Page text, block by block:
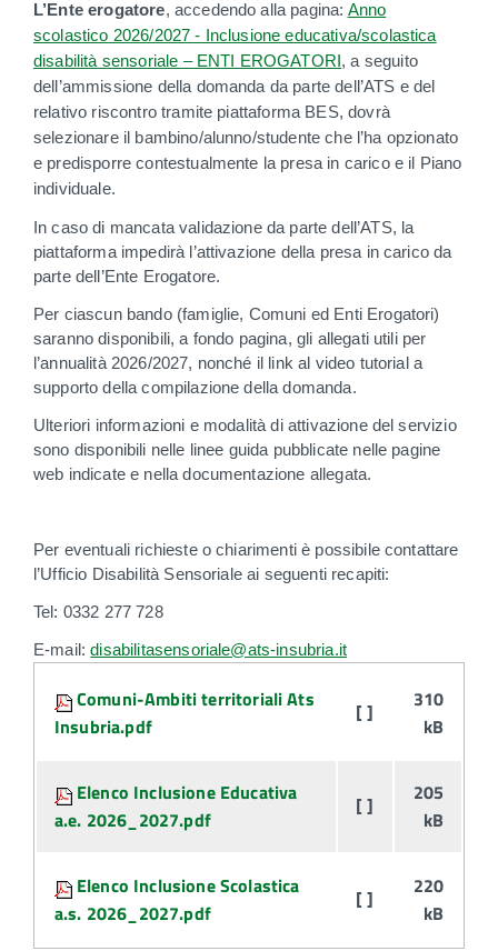
L’Ente erogatore, accedendo alla pagina: Anno
scolastico 2026/2027 - Inclusione educativa/scolastica
disabilità sensoriale – ENTI EROGATORI , a seguito
dell’ammissione della domanda da parte dell’ATS e del
relativo riscontro tramite piattaforma BES, dovrà
selezionare il bambino/alunno/studente che l’ha opzionato
e predisporre contestualmente la presa in carico e il Piano
individuale.
In caso di mancata validazione da parte dell’ATS, la
piattaforma impedirà l’attivazione della presa in carico da
parte dell’Ente Erogatore.
Per ciascun bando (famiglie, Comuni ed Enti Erogatori)
saranno disponibili, a fondo pagina, gli allegati utili per
l’annualità 2026/2027, nonché il link al video tutorial a
supporto della compilazione della domanda.
Ulteriori informazioni e modalità di attivazione del servizio
sono disponibili nelle linee guida pubblicate nelle pagine
web indicate e nella documentazione allegata.
Per eventuali richieste o chiarimenti è possibile contattare
l’Ufficio Disabilità Sensoriale ai seguenti recapiti:
Tel: 0332 277 728
E-mail:disabilitasensoriale@ats-insubria.it
Comuni-Ambiti territoriali Ats
Insubria.pdf
[ ]
310
kB
Elenco Inclusione Educativa
a.e. 2026_2027.pdf
[ ]
205
kB
Elenco Inclusione Scolastica
a.s. 2026_2027.pdf
[ ]
220
kB